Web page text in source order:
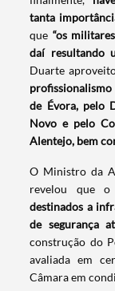
Termo de
tanta
que “os
daí resultando
Duarte
de Évora, pelo
Novo e pelo
Alentejo, bem
O Ministro da
revelou que
destinados a
de segurança
construção do
avaliada em
Câmara em